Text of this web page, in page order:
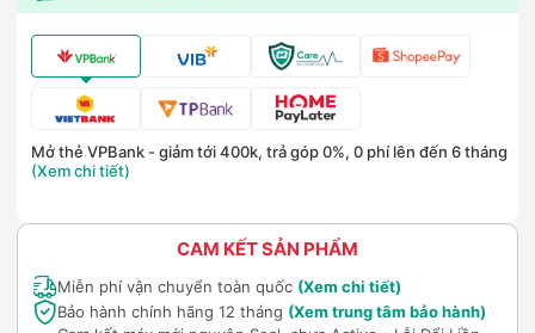
Mở thẻ VPBank - giảm tới 400k, trả góp 0%, 0 phí lên đến 6 tháng
(Xem chi tiết)
CAM KẾT SẢN PHẨM
Miễn phí vận chuyển toàn quốc (Xem chi tiết)
Bảo hành chính hãng 12 tháng (Xem trung tâm bảo hành)